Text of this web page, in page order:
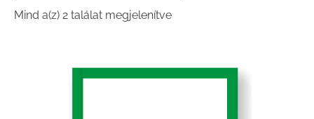
Mind a(z) 2 találat megjelenítveSorted